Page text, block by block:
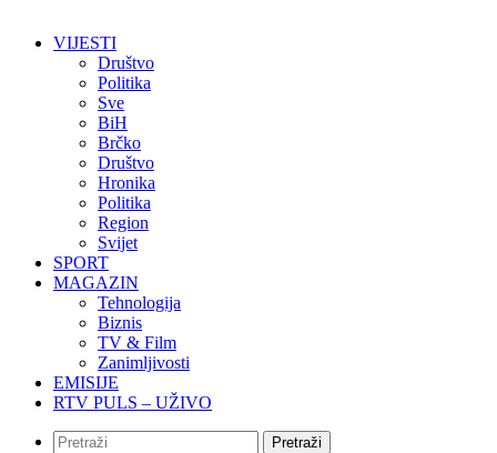
VIJESTI
Društvo
Politika
Sve
BiH
Brčko
Društvo
Hronika
Politika
Region
Svijet
SPORT
MAGAZIN
Tehnologija
Biznis
TV & Film
Zanimljivosti
EMISIJE
RTV PULS – UŽIVO
Pretraži